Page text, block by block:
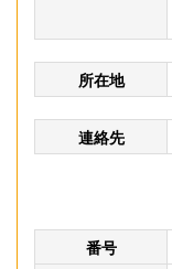
所在地
連絡先
番号